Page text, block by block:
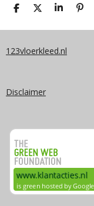
D
L
N
D
E
S
A
E
P
N
123vloerkleed.nl
Disclaimer